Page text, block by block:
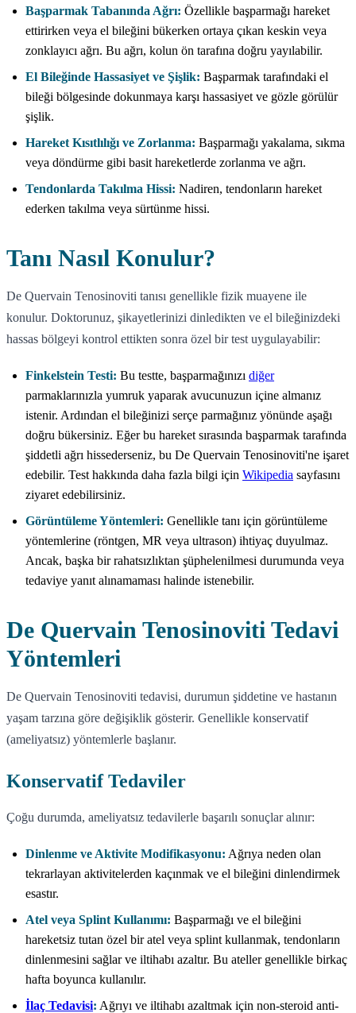
Başparmak Tabanında Ağrı: Özellikle başparmağı hareket
ettirirken veya el bileğini bükerken ortaya çıkan keskin veya
zonklayıcı ağrı. Bu ağrı, kolun ön tarafına doğru yayılabilir.
El Bileğinde Hassasiyet ve Şişlik: Başparmak tarafındaki el
bileği bölgesinde dokunmaya karşı hassasiyet ve gözle görülür
şişlik.
Hareket Kısıtlılığı ve Zorlanma: Başparmağı yakalama, sıkma
veya döndürme gibi basit hareketlerde zorlanma ve ağrı.
Tendonlarda Takılma Hissi: Nadiren, tendonların hareket
ederken takılma veya sürtünme hissi.
Tanı Nasıl Konulur?
De Quervain Tenosinoviti tanısı genellikle fizik muayene ile
konulur. Doktorunuz, şikayetlerinizi dinledikten ve el bileğinizdeki
hassas bölgeyi kontrol ettikten sonra özel bir test uygulayabilir:
Finkelstein Testi: Bu testte, başparmağınızı diğer
parmaklarınızla yumruk yaparak avucunuzun içine almanız
istenir. Ardından el bileğinizi serçe parmağınız yönünde aşağı
doğru bükersiniz. Eğer bu hareket sırasında başparmak tarafında
şiddetli ağrı hissederseniz, bu De Quervain Tenosinoviti'ne işaret
edebilir. Test hakkında daha fazla bilgi için Wikipedia sayfasını
ziyaret edebilirsiniz.
Görüntüleme Yöntemleri: Genellikle tanı için görüntüleme
yöntemlerine (röntgen, MR veya ultrason) ihtiyaç duyulmaz.
Ancak, başka bir rahatsızlıktan şüphelenilmesi durumunda veya
tedaviye yanıt alınamaması halinde istenebilir.
De Quervain Tenosinoviti Tedavi
Yöntemleri
De Quervain Tenosinoviti tedavisi, durumun şiddetine ve hastanın
yaşam tarzına göre değişiklik gösterir. Genellikle konservatif
(ameliyatsız) yöntemlerle başlanır.
Konservatif Tedaviler
Çoğu durumda, ameliyatsız tedavilerle başarılı sonuçlar alınır:
Dinlenme ve Aktivite Modifikasyonu: Ağrıya neden olan
tekrarlayan aktivitelerden kaçınmak ve el bileğini dinlendirmek
esastır.
Atel veya Splint Kullanımı: Başparmağı ve el bileğini
hareketsiz tutan özel bir atel veya splint kullanmak, tendonların
dinlenmesini sağlar ve iltihabı azaltır. Bu ateller genellikle birkaç
hafta boyunca kullanılır.
İlaç Tedavisi: Ağrıyı ve iltihabı azaltmak için non-steroid anti-